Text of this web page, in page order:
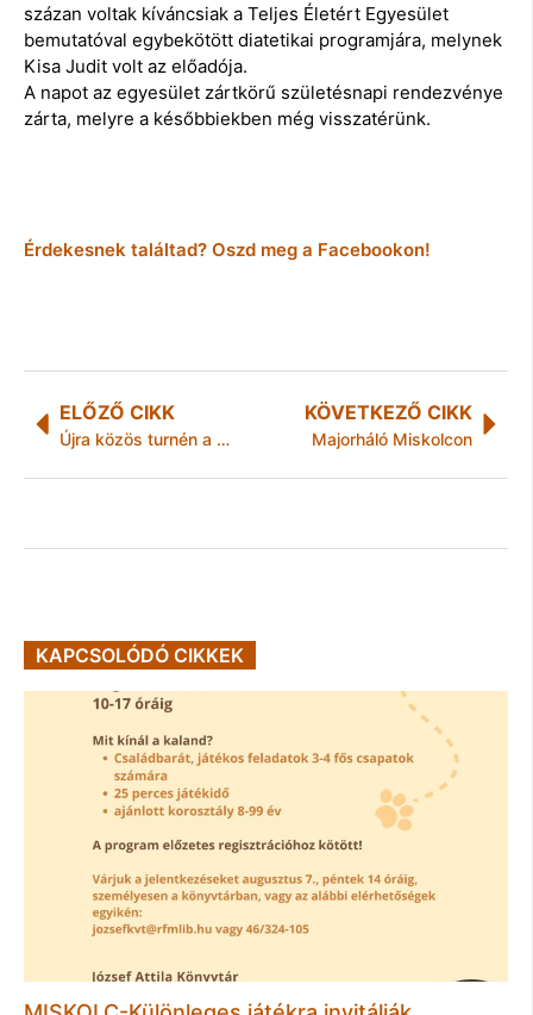
százan voltak kíváncsiak a Teljes Életért Egyesület
bemutatóval egybekötött diatetikai programjára, melynek
Kisa Judit volt az előadója.
A napot az egyesület zártkörű születésnapi rendezvénye
zárta, melyre a későbbiekben még visszatérünk.
Érdekesnek találtad? Oszd meg a Facebookon!
ELŐZŐ CIKK
Újra közös turnén a Road és a Depresszió!
KÖVETKEZŐ CIKK
Majorháló Miskolcon
KAPCSOLÓDÓ CIKKEK